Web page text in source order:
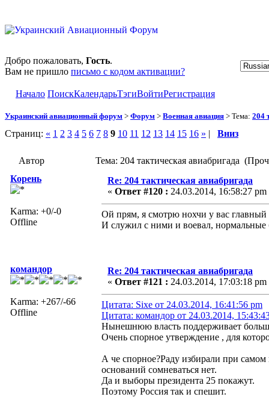
Добро пожаловать, Гость.
Вам не пришло письмо с кодом активации?
Начало ПоискКалендарьТэгиВойтиРегистрация
Украинский авиационный форум > Форум > Военная авиация > Тема: 204
Страниц: « 1 2 3 4 5 6 7 8 9 10 11 12 13 14 15 16 » | Вниз
Автор
Тема: 204 тактическая авиабригада
Корень
Karma: +0/-0
Offline
Re: 204 тактическая авиабригада
« Ответ #120 : 24.03.2014, 16:58:27 pm
Ой прям, я смотрю нохчи у вас
И служил с ними и воевал,
командор
Karma: +267/-66
Offline
Re: 204 тактическая авиабригада
« Ответ #121 : 24.03.2014, 17:03:18 pm
Цитата: Sixe от 24.03.2014, 16:41:56 pm
Цитата: командор от 24.03.2014,
Нынешнюю власть поддерживает
Очень спорное утверждение , для
А че спорное?Раду избирали при
оснований сомневаться нет.
Да и выборы президента 25 покажут.
Поэтому Россия так и спешит.